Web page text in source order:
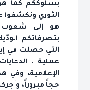
بسلوككم كما
الثوري وتكشفوا
هو إلى شعوب
بتصرفاتكم
التي حصلت في
عملية ـ
الإعلامية، وفي
حجاً مبروراً،